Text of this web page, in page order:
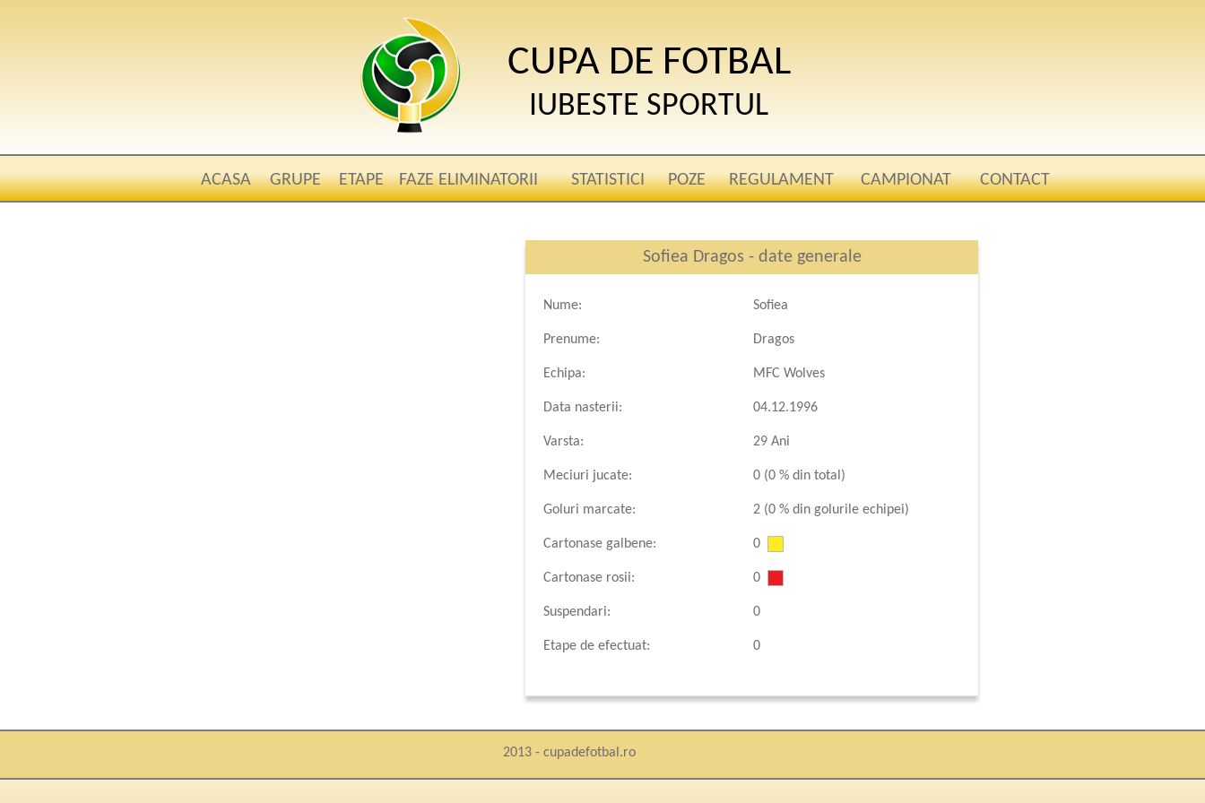
CUPA DE FOTBAL
IUBESTE SPORTUL
ACASA GRUPE ETAPE FAZE ELIMINATORII STATISTICI POZE REGULAMENT CAMPIONAT CONTACT
Sofiea Dragos - date generale
Nume:
Prenume:
Echipa:
Data nasterii:
Varsta:
Meciuri jucate:
Goluri marcate:
Cartonase galbene:
Cartonase rosii:
Suspendari:
Etape de efectuat:
Sofiea
Dragos
MFC Wolves
04.12.1996
29 Ani
0 (0 % din total)
2 (0 % din golurile echipei)
0
0
0
0
2013 - cupadefotbal.ro